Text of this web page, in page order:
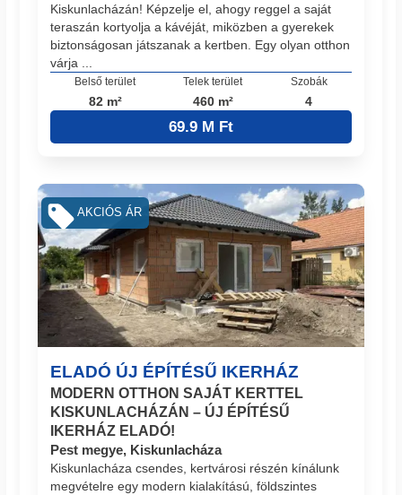
Kiskunlacházán! Képzelje el, ahogy reggel a saját
teraszán kortyolja a kávéját, miközben a gyerekek
biztonságosan játszanak a kertben. Egy olyan otthon
várja ...
Belső terület
82 m²
Telek terület
460 m²
Szobák
4
69.9 M Ft
ELADÓ ÚJ ÉPÍTÉSŰ IKERHÁZ
MODERN OTTHON SAJÁT KERTTEL
KISKUNLACHÁZÁN – ÚJ ÉPÍTÉSŰ
IKERHÁZ ELADÓ!
Pest megye, Kiskunlacháza
Kiskunlacháza csendes, kertvárosi részén kínálunk
megvételre egy modern kialakítású, földszintes
AKCIÓS ÁR